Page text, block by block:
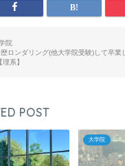
院
歴ロンダリング(他大学院受験)して卒
系】
POST
大学院